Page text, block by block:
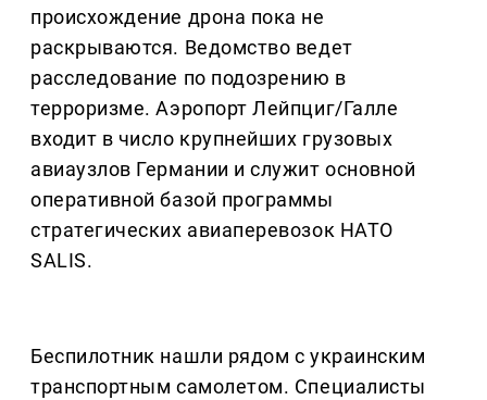
происхождение дрона пока не
раскрываются. Ведомство ведет
расследование по подозрению в
терроризме. Аэропорт Лейпциг/Галле
входит в число крупнейших грузовых
авиаузлов Германии и служит основной
оперативной базой программы
стратегических авиаперевозок НАТО
SALIS.
Беспилотник нашли рядом с украинским
транспортным самолетом. Специалисты